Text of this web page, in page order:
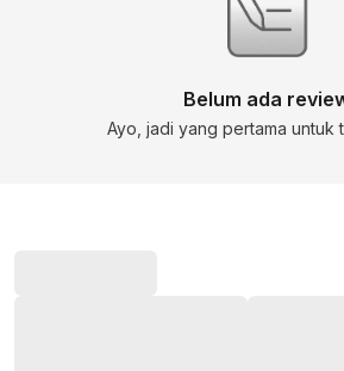
Belum ada
Ayo, jadi yang pertama untuk